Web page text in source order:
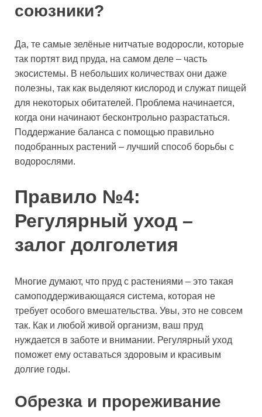
союзники?
Да, те самые зелёные нитчатые водоросли, которые
так портят вид пруда, на самом деле – часть
экосистемы. В небольших количествах они даже
полезны, так как выделяют кислород и служат пищей
для некоторых обитателей. Проблема начинается,
когда они начинают бесконтрольно разрастаться.
Поддержание баланса с помощью правильно
подобранных растений – лучший способ борьбы с
водорослями.
Правило №4:
Регулярный уход –
залог долголетия
Многие думают, что пруд с растениями – это такая
самоподдерживающаяся система, которая не
требует особого вмешательства. Увы, это не совсем
так. Как и любой живой организм, ваш пруд
нуждается в заботе и внимании. Регулярный уход
поможет ему оставаться здоровым и красивым
долгие годы.
Обрезка и прореживание